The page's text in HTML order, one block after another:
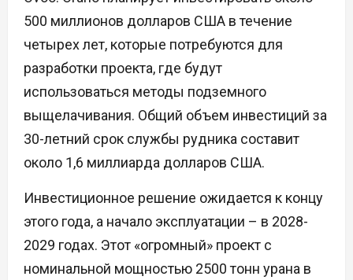
500 миллионов долларов США в течение
четырех лет, которые потребуются для
разработки проекта, где будут
использоваться методы подземного
выщелачивания. Общий объем инвестиций за
30-летний срок службы рудника составит
около 1,6 миллиарда долларов США.
Инвестиционное решение ожидается к концу
этого года, а начало эксплуатации – в 2028-
2029 годах. Этот «огромный» проект с
номинальной мощностью 2500 тонн урана в